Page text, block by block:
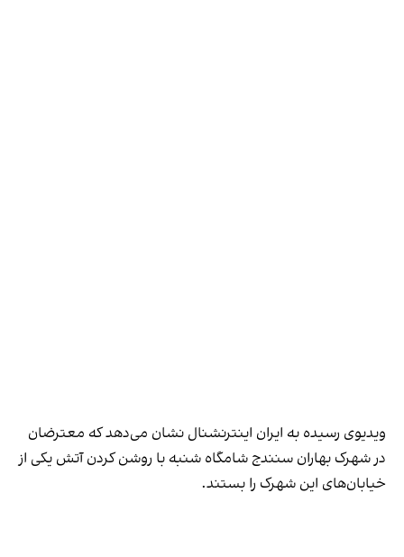
ویدیوی رسیده به ایران اینترنشنال نشان می‌دهد که معترضان
در شهرک بهاران سنندج شامگاه شنبه با روشن کردن آتش یکی از
خیابان‌های این شهرک را بستند.